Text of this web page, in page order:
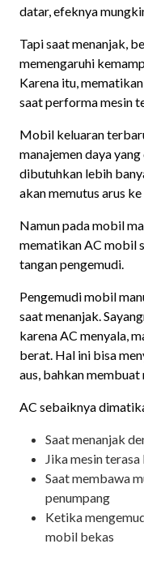
datar, efeknya
Tapi saat menanjak,
memengaruhi
Karena itu,
saat performa mesin
Mobil keluaran
manajemen daya
dibutuhkan lebih
akan memutus arus
Namun pada mobil
mematikan AC mobil
tangan pengemudi.
Pengemudi mobil
saat menanjak.
karena AC menyala,
berat. Hal ini bisa
aus, bahkan
AC sebaiknya
Saat menanjak
Jika mesin
Saat membawa
penumpang
Ketika
mobil bekas